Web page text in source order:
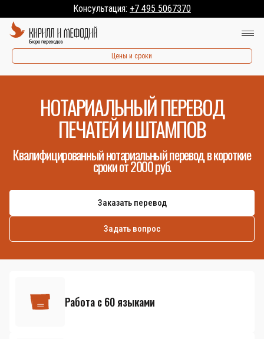
Консультация: +7 495 5067370
Цены и сроки
НОТАРИАЛЬНЫЙ ПЕРЕВОД
ПЕЧАТЕЙ И ШТАМПОВ
Квалифицированный нотариальный перевод в короткие
сроки от 2000 руб.
Заказать перевод
Задать вопрос
Работа с 60 языками